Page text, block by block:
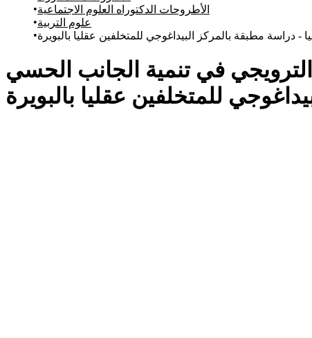
الأطروحات الدكتوراه العلوم الاجتماعية
علوم التربية
مطبقة بالمركز البيداغوجي للمتخلفين عقليا بالبويرة
في تنمية الجانب الحسي
للمتخلفين عقليا بالبويرة